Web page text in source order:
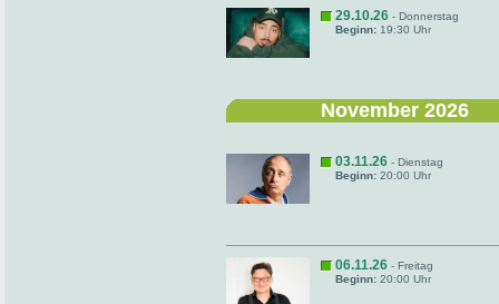
29.10.26 - Donnerstag
Beginn: 19:30 Uhr
November 2026
03.11.26 - Dienstag
Beginn: 20:00 Uhr
06.11.26 - Freitag
Beginn: 20:00 Uhr